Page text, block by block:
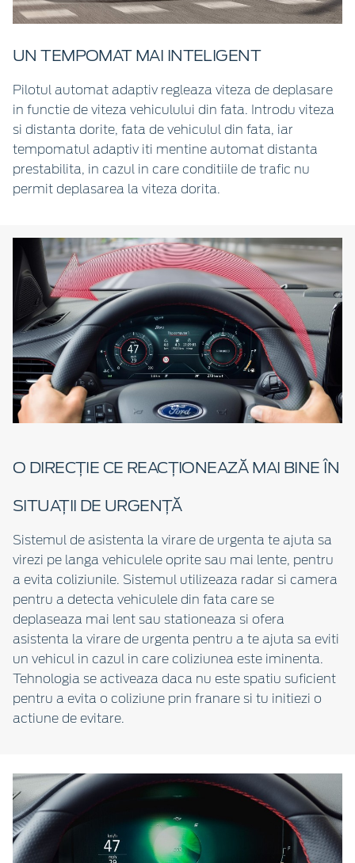
UN TEMPOMAT MAI INTELIGENT
Pilotul automat adaptiv regleaza viteza de deplasare
in functie de viteza vehiculului din fata. Introdu viteza
si distanta dorite, fata de vehiculul din fata, iar
tempomatul adaptiv iti mentine automat distanta
prestabilita, in cazul in care conditiile de trafic nu
permit deplasarea la viteza dorita.
O DIRECȚIE CE REACȚIONEAZĂ MAI BINE ÎN
SITUAȚII DE URGENȚĂ
Sistemul de asistenta la virare de urgenta te ajuta sa
virezi pe langa vehiculele oprite sau mai lente, pentru
a evita coliziunile. Sistemul utilizeaza radar si camera
pentru a detecta vehiculele din fata care se
deplaseaza mai lent sau stationeaza si ofera
asistenta la virare de urgenta pentru a te ajuta sa eviti
un vehicul in cazul in care coliziunea este iminenta.
Tehnologia se activeaza daca nu este spatiu suficient
pentru a evita o coliziune prin franare si tu initiezi o
actiune de evitare.